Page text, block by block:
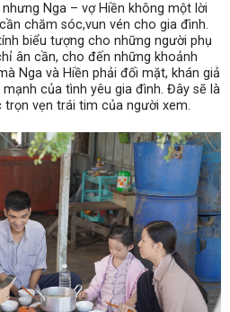
Nga – vợ Hiền không một lời
chăm sóc,vun vén cho gia đình.
biểu tượng cho những người phụ
ân cần, cho đến những khoảnh
Nga và Hiền phải đối mặt, khán giả
của tình yêu gia đình. Đây sẽ là
trọn vẹn trái tim của người xem.